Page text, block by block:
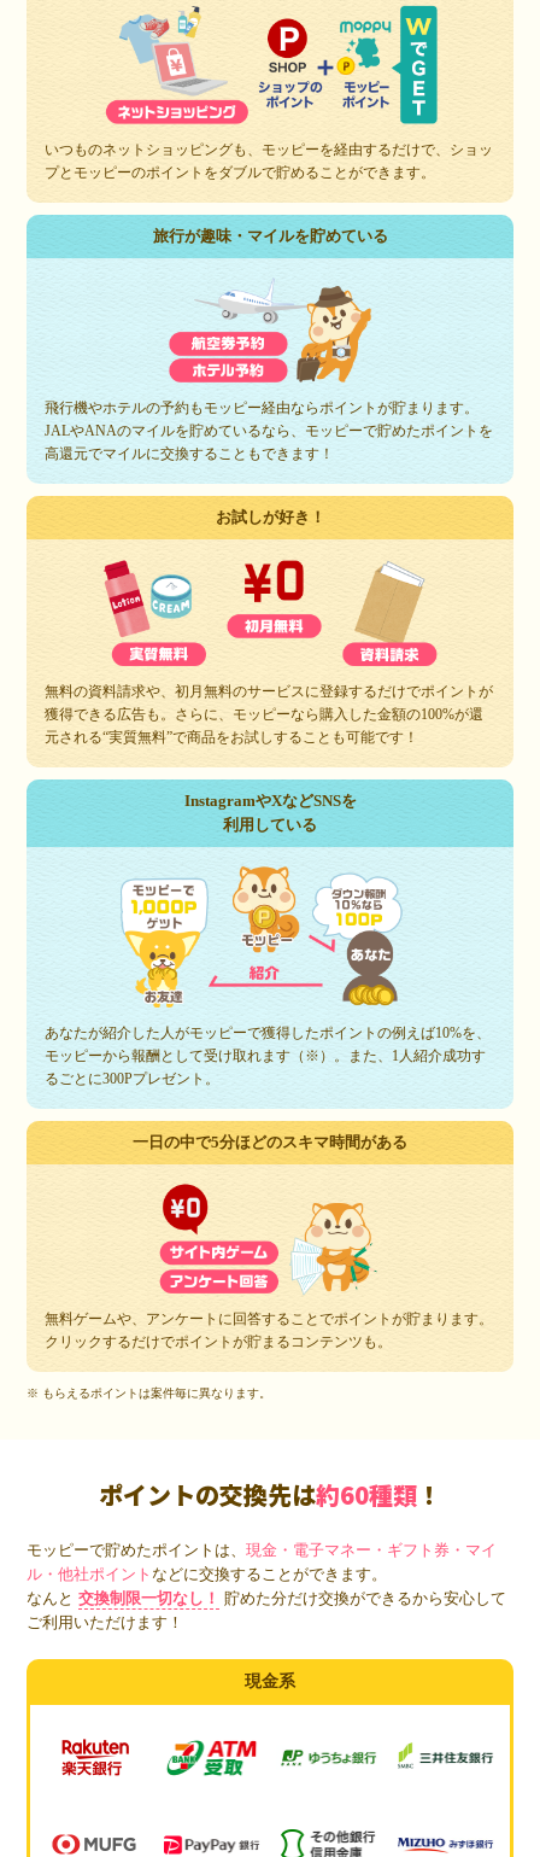
いつものネットショッピングも、モッピーを経由するだけで、ショッ
プとモッピーのポイントをダブルで貯めることができます。
旅行が趣味・マイルを貯めている
飛行機やホテルの予約もモッピー経由ならポイントが貯まります。
JALやANAのマイルを貯めているなら、モッピーで貯めたポイントを
高還元でマイルに交換することもできます！
お試しが好き！
無料の資料請求や、初月無料のサービスに登録するだけでポイントが
獲得できる広告も。さらに、モッピーなら購入した金額の100%が還
元される“実質無料”で商品をお試しすることも可能です！
InstagramやXなどSNSを
利用している
あなたが紹介した人がモッピーで獲得したポイントの例えば10%を、
モッピーから報酬として受け取れます（※）。また、1人紹介成功す
るごとに300Pプレゼント。
一日の中で5分ほどのスキマ時間がある
無料ゲームや、アンケートに回答することでポイントが貯まります。
クリックするだけでポイントが貯まるコンテンツも。
※ もらえるポイントは案件毎に異なります。
ポイントの交換先は約60種類 ！
モッピーで貯めたポイントは、現金・電子マネー・ギフト券・マイ
ル・他社ポイントなどに交換することができます。
なんと 交換制限一切なし！
貯めた分だけ交換ができるから安心して
ご利用いただけます！
現金系